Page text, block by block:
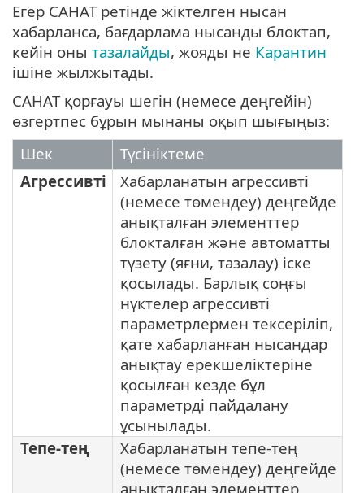
Егер САНАТ ретінде жіктелген нысан
хабарланса, бағдарлама нысанды блоктап,
кейін оны тазалайды, жояды не Карантин
ішіне жылжытады.
САНАТ қорғауы шегін (немесе деңгейін)
өзгертпес бұрын мынаны оқып шығыңыз:
Шек
Түсініктеме
Агрессивті
Хабарланатын агрессивті
(немесе төмендеу) деңгейде
анықталған элементтер
блокталған және автоматты
түзету (яғни, тазалау) іске
қосылады. Барлық соңғы
нүктелер агрессивті
параметрлермен тексеріліп,
қате хабарланған нысандар
анықтау ерекшеліктеріне
қосылған кезде бұл
параметрді пайдалану
ұсынылады.
Тепе-тең
Хабарланатын тепе-тең
(немесе төмендеу) деңгейде
анықталған элементтер